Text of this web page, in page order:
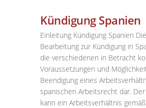
Kündigung Spanien
Einleitung Kündigung Spanien
Bearbeitung zur Kündigung in
die verschiedenen in Betracht
Voraussetzungen und
Beendigung eines
spanischen Arbeitsrecht dar.
kann ein Arbeitsverhältnis